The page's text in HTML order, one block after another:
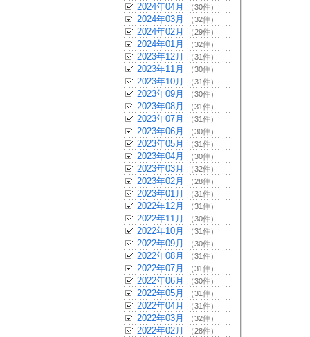
2024年04月 （30件）
2024年03月 （32件）
2024年02月 （29件）
2024年01月 （32件）
2023年12月 （31件）
2023年11月 （30件）
2023年10月 （31件）
2023年09月 （30件）
2023年08月 （31件）
2023年07月 （31件）
2023年06月 （30件）
2023年05月 （31件）
2023年04月 （30件）
2023年03月 （32件）
2023年02月 （28件）
2023年01月 （31件）
2022年12月 （31件）
2022年11月 （30件）
2022年10月 （31件）
2022年09月 （30件）
2022年08月 （31件）
2022年07月 （31件）
2022年06月 （30件）
2022年05月 （31件）
2022年04月 （31件）
2022年03月 （32件）
2022年02月 （28件）